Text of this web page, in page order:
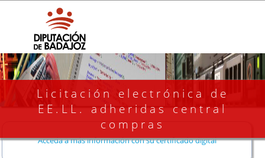
Licitación electrónica de
EE.LL. adheridas central
compras
Acceda a más información con su certificado digital